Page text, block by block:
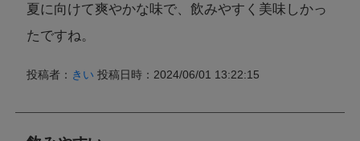
夏に向けて爽やかな味で、飲みやすく美味しかっ
たですね。
投稿者： きい 投稿日時：2024/06/01 13:22:15